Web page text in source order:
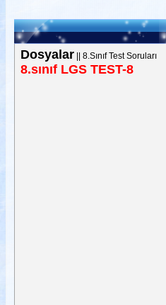
Dosyalar|| 8.Sınıf Test Soruları
8.sınıf LGS TEST-8